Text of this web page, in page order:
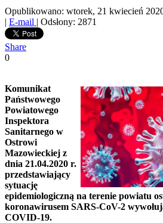
Opublikowano: wtorek, 21 kwiecień
| E-mail | Odsłony: 2871
Share
0
Komunikat
Państwowego
Powiatowego
Inspektora
Sanitarnego w
Ostrowi
Mazowieckiej z
dnia 21.04.2020 r.
przedstawiający
sytuację
epidemiologiczną na terenie powiatu
koronawirusem SARS-CoV-2
COVID-19.